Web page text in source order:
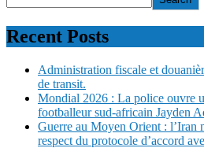
Recent Posts
Administration fiscale et
de transit.
Mondial 2026 : La police ouvre
footballeur sud-africain Jayden
Guerre au Moyen Orient : l’Iran
respect du protocole d’accord